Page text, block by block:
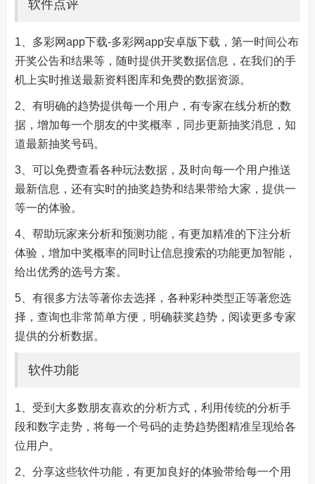
软件点评
1、多彩网app下载-多彩网app安卓版下载，第一时间公布
开奖公告和结果等，随时提供开奖数据信息，在我们的手
机上实时推送最新资料图库和免费的数据资源。
2、有明确的趋势提供每一个用户，有专家在线分析的数
据，增加每一个朋友的中奖概率，同步更新抽奖消息，知
道最新抽奖号码。
3、可以免费查看各种玩法数据，及时向每一个用户推送
最新信息，还有实时的抽奖趋势和结果带给大家，提供一
等一的体验。
4、帮助玩家来分析和预测功能，有更加精准的下注分析
体验，增加中奖概率的同时让信息搜索的功能更加智能，
给出优秀的选号方案。
5、有很多方法等著你去选择，各种彩种类型正等著您选
择，查询也非常简单方便，明确获奖趋势，阅读更多专家
提供的分析数据。
软件功能
1、受到大多数朋友喜欢的分析方式，利用传统的分析手
段和数字走势，将每一个号码的走势趋势图精准呈现给各
位用户。
2、分享这些软件功能，有更加良好的体验带给每一个用